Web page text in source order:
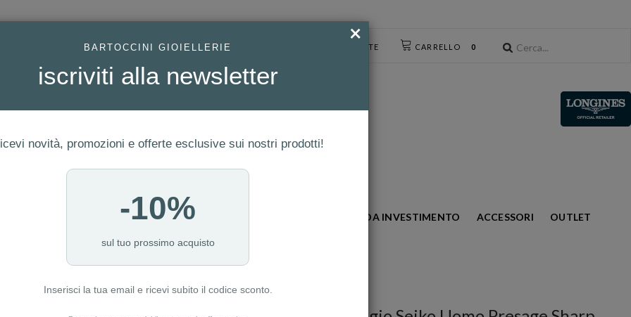
CARRELLO 0
ACCESSO UTENTE
GIOIELLI MODA OROLOGI ORO DA INVESTIMENTO ACCESSORI
OUTLET
×
BARTOCCINI GIOIELLERIE
iscriviti alla newsletter
novità, promozioni e offerte esclusive sui nostri prodotti!
-10%
sul tuo prossimo acquisto
Inserisci la tua email e ricevi subito il codice sconto.